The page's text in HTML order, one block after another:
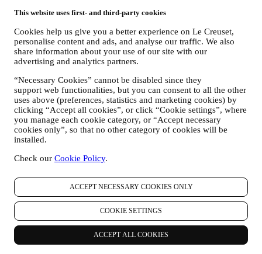
This website uses first- and third-party cookies
Cookies help us give you a better experience on Le Creuset,
personalise content and ads, and analyse our traffic. We also
share information about your use of our site with our
advertising and analytics partners.
“Necessary Cookies” cannot be disabled since they
support web functionalities, but you can consent to all the other
uses above (preferences, statistics and marketing cookies) by
clicking “Accept all cookies”, or click “Cookie settings”, where
you manage each cookie category, or “Accept necessary
cookies only”, so that no other category of cookies will be
installed.
Check our Cookie Policy.
ACCEPT NECESSARY COOKIES ONLY
COOKIE SETTINGS
ACCEPT ALL COOKIES
protección de datos personales (por ejemplo, utilizamos las cláusulas
contratos de tratamiento de datos). En cualquier caso, cuando su
información personal se envíe a países distintos de su país de
residencia o en países fuera del EEE, sus datos estarán protegidos
por sistemas de seguridad adecuados, que se actualizan y mantienen
constantemente de acuerdo con las leyes de protección de datos.
5. ¿DURANTE CUÁNTO TIEMPO MANTENEMOS SU
INFORMACIÓN?
Conservaremos sus datos personales durante el tiempo que los
necesitemos para los fines para los que fueron recopilados, después
de lo cual serán destruidos o inutilizables. Por ejemplo, es posible
que tengamos que conservar los datos sobre su compra para cumplir
Le Creuset se mantendrá activa hasta que nos solicite que la
proporcionarle boletines informativos, comunicaciones de marketing
y contenidos personalizados durante el tiempo que usted lo
consienta. Sus datos personales recopilados para marketing se
comprueban periódicamente para verificar si todavía está interesado
en recibir nuestras comunicaciones de marketing. Después de un
cierto tiempo sin interacciones, es posible que le enviemos una
comunicación para confirmar que desea mantenerse en contacto con